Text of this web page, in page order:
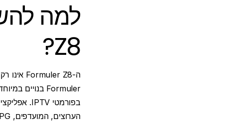
Z8?
ה-Formuler Z8 אינו רק כלי תקשורת
Formuler בנויים במיוחד עבור
הערוצים, המועדפים, EPG (מדריך תוכניות אלקטרוני) ובקרות הורים - והכל ללא צורך בתוכנה של צד שלישי.